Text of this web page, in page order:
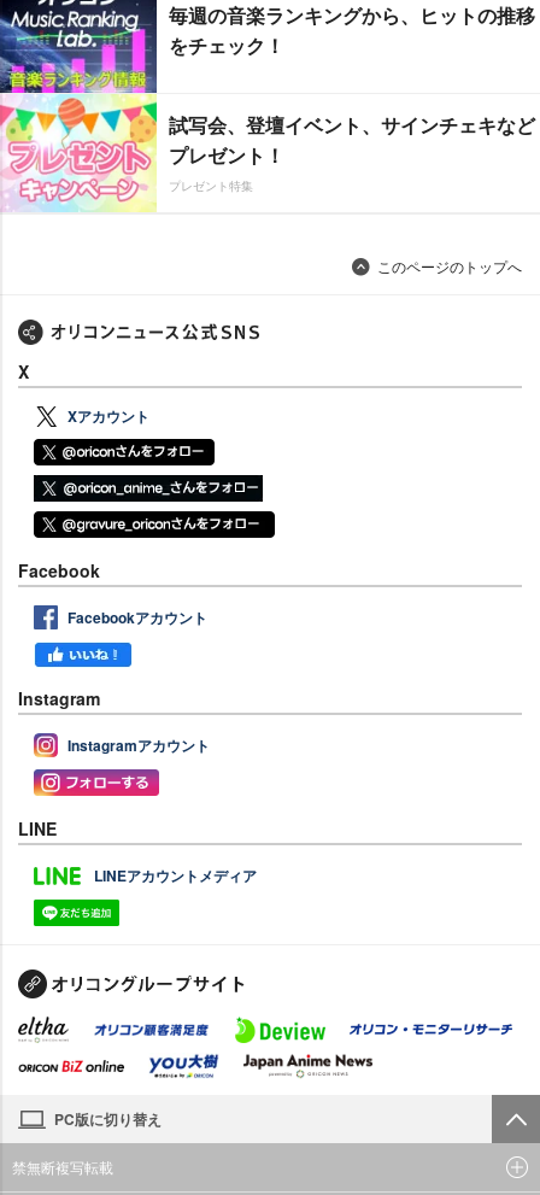
毎週の音楽ランキングから、ヒットの推移
をチェック！
試写会、登壇イベント、サインチェキなど
プレゼント！
プレゼント特集
このページのトップへ
X
Xアカウント
Facebook
Facebookアカウント
Instagram
Instagramアカウント
LINE
LINEアカウントメディア
PC版に切り替え
禁無断複写転載